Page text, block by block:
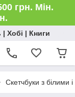
грн. Мін.
Хобі | Книги
Скетчбуки з білими